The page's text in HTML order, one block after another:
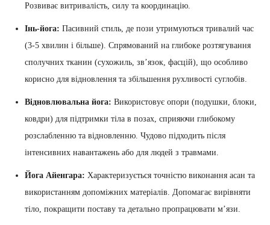
Розвиває витривалість, силу та координацію.
Інь-йога: Пасивний стиль, де пози утримуються тривалий час
(3-5 хвилин і більше). Спрямований на глибоке розтягування
сполучних тканин (сухожиль, зв’язок, фасцій), що особливо
корисно для відновлення та збільшення рухливості суглобів.
Відновлювальна йога: Використовує опори (подушки, блоки,
ковдри) для підтримки тіла в позах, сприяючи глибокому
розслабленню та відновленню. Чудово підходить після
інтенсивних навантажень або для людей з травмами.
Йога Айенгара: Характеризується точністю виконання асан та
використанням допоміжних матеріалів. Допомагає вирівняти
тіло, покращити поставу та детально пропрацювати м’язи.